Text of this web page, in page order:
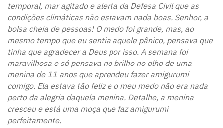
temporal, mar agitado e alerta da Defesa Civil que as
condições climáticas não estavam nada boas. Senhor, a
bolsa cheia de pessoas! O medo foi grande, mas, ao
mesmo tempo que eu sentia aquele pânico, pensava que
tinha que agradecer a Deus por isso. A semana foi
maravilhosa e só pensava no brilho no olho de uma
menina de 11 anos que aprendeu fazer amigurumi
comigo. Ela estava tão feliz e o meu medo não era nada
perto da alegria daquela menina. Detalhe, a menina
cresceu e está uma moça que faz amigurumi
perfeitamente.